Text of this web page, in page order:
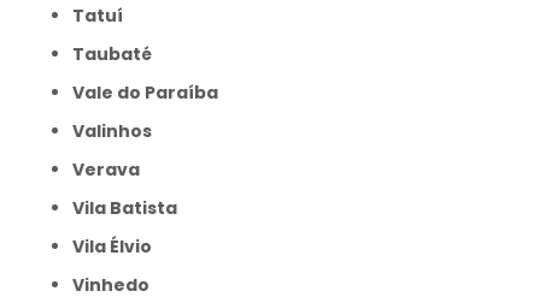
Tatuí
Taubaté
Vale do Paraíba
Valinhos
Verava
Vila Batista
Vila Élvio
Vinhedo